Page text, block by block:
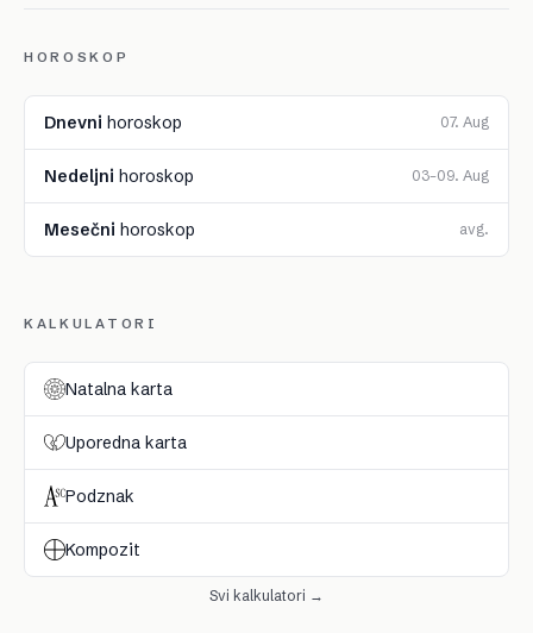
HOROSKOP
Dnevni horoskop 07. Aug
Nedeljni horoskop 03–09. Aug
Mesečni horoskop avg.
KALKULATORI
Natalna karta
Uporedna karta
Podznak
Kompozit
Svi kalkulatori →